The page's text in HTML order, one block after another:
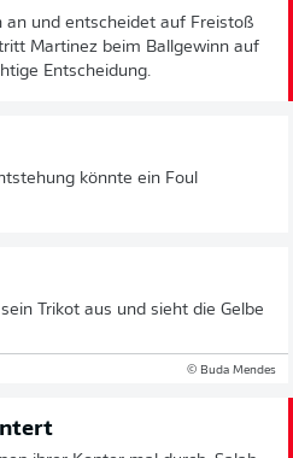
an und entscheidet auf Freistoß
Martinez beim Ballgewinn auf
Entscheidung.
könnte ein Foul
Trikot aus und sieht die Gelbe
© Buda Mendes